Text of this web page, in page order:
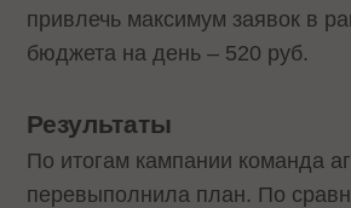
привлечь максимум заявок в
бюджета на день – 520 руб.
Результаты
По итогам кампании команда
перевыполнила план. По